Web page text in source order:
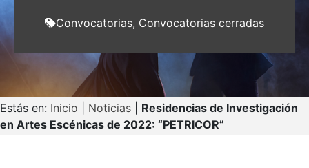
Convocatorias, Convocatorias cerradas
Estás en: Inicio Noticias
Residencias de Investigación
en Artes Escénicas de 2022: “PETRICOR”